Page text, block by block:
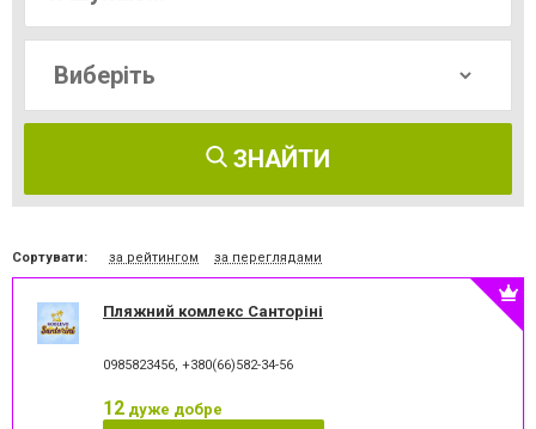
ЗНАЙТИ
Сортувати: за рейтингом за переглядами
Пляжний комлекс Санторіні
0985823456, +380(66)582-34-56
12 дуже добре